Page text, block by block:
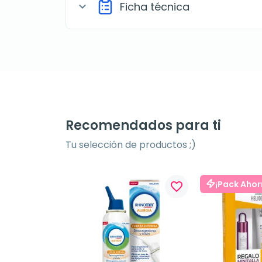
expand_more Ficha técnica
Recomendados para ti
Tu selección de productos ;)
favorite_border ¡Pack